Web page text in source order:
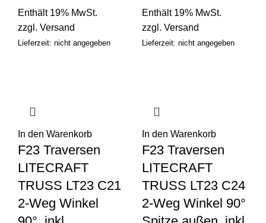
Enthält 19% MwSt.
zzgl. Versand
Lieferzeit: nicht angegeben
Enthält 19% MwSt.
zzgl. Versand
Lieferzeit: nicht angegeben
In den Warenkorb
F23 Traversen
LITECRAFT
TRUSS LT23 C21
2-Weg Winkel
In den Warenkorb
F23 Traversen
LITECRAFT
TRUSS LT23 C24
2-Weg Winkel 90°